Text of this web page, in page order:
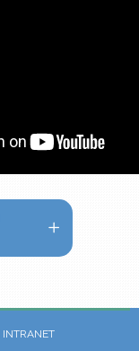
INTRANET